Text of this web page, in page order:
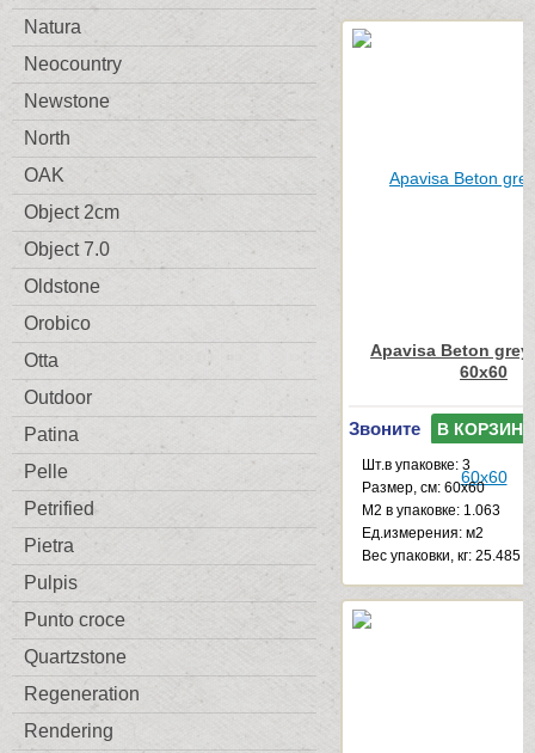
Natura
Neocountry
Newstone
North
OAK
Object 2cm
Object 7.0
Oldstone
Orobico
Otta
Outdoor
Patina
Pelle
Petrified
Pietra
Pulpis
Punto croce
Quartzstone
Regeneration
Rendering
Apavisa Beton
60x60
Звоните В КОРЗИНУ
Шт.в упаковке: 3
Размер, см: 60x60
М2 в упаковке: 1.063
Ед.измерения: м2
Веc упаковки, кг: 25.485